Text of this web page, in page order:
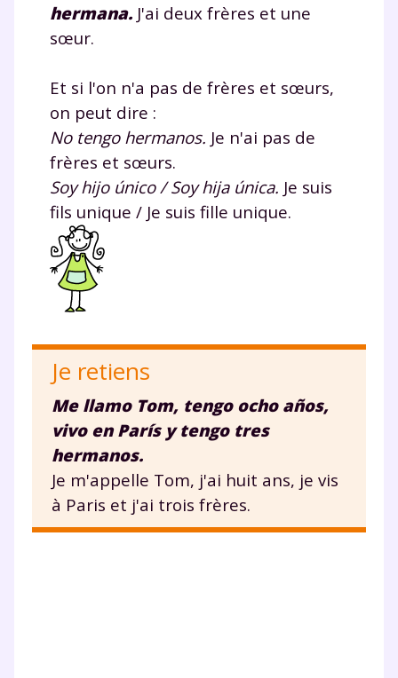
hermana. J'ai deux frères et une
sœur.
Et si l'on n'a pas de frères et sœurs,
on peut dire :
No tengo hermanos. Je n'ai pas de
frères et sœurs.
Soy hijo único / Soy hija única. Je suis
fils unique / Je suis fille unique.
Je retiens
Me llamo Tom, tengo ocho años,
vivo en París y tengo tres
hermanos.
Je m'appelle Tom, j'ai huit ans, je vis
à Paris et j'ai trois frères.